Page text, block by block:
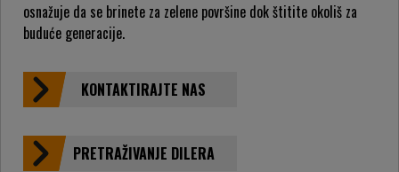
osnažuje da se brinete za zelene površine dok štitite okoliš za
buduće generacije.
KONTAKTIRAJTE NAS
PRETRAŽIVANJE DILERA